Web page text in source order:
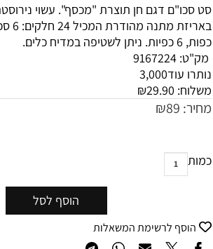
סט סכו"ם דגם חן תוצרת "מכסף". עשוי
כפות, 6 כפיות. ניתן לשטיפה במדיח כלים.
מק"ט: 9167224
נותרו עוד3,000
משלוח:
₪29.90
מחיר: ₪89
כמות
הוסף לסל
הוסף לרשימת המשאלות